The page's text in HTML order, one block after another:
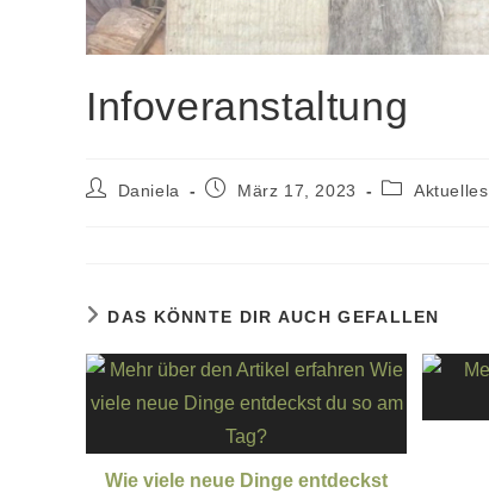
Infoveranstaltung
Daniela März 17, 2023 Aktuelles
DAS KÖNNTE DIR AUCH GEFALLEN
Wie viele neue Dinge entdeckst